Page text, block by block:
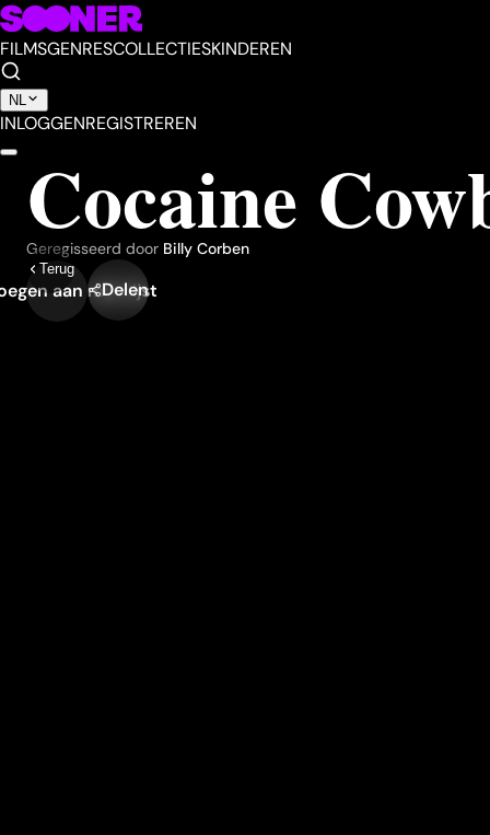
FILMSGENRESCOLLECTIESKINDEREN
NL
INLOGGENREGISTREREN
Terug
Cocaine
Geregisseerd door Billy Corben
aan mijn lijst
Delen